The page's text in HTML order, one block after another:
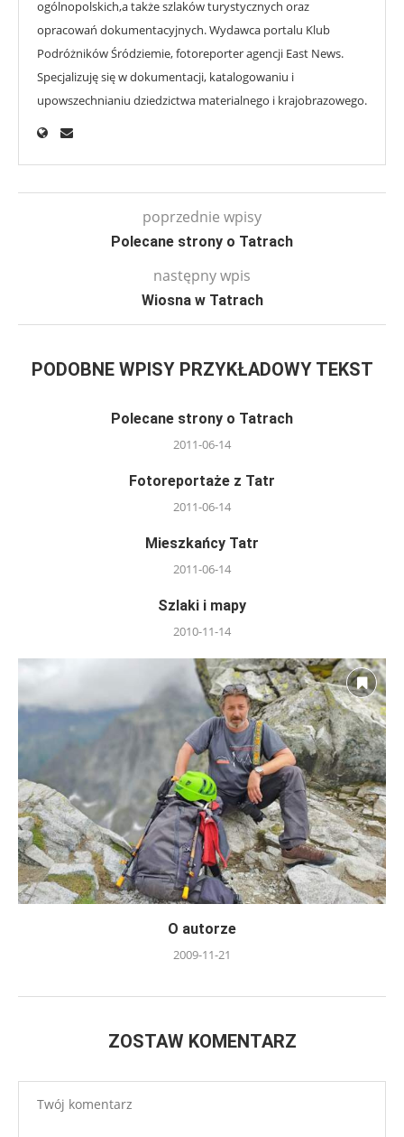
ogólnopolskich,a także szlaków turystycznych oraz
opracowań dokumentacyjnych. Wydawca portalu Klub
Podróżników Śródziemie, fotoreporter agencji East News.
Specjalizuję się w dokumentacji, katalogowaniu i
upowszechnianiu dziedzictwa materialnego i krajobrazowego.
poprzednie wpisy
Polecane strony o Tatrach
następny wpis
Wiosna w Tatrach
PODOBNE WPISY PRZYKŁADOWY TEKST
Polecane strony o Tatrach
2011-06-14
Fotoreportaże z Tatr
2011-06-14
Mieszkańcy Tatr
2011-06-14
Szlaki i mapy
2010-11-14
O autorze
2009-11-21
ZOSTAW KOMENTARZ